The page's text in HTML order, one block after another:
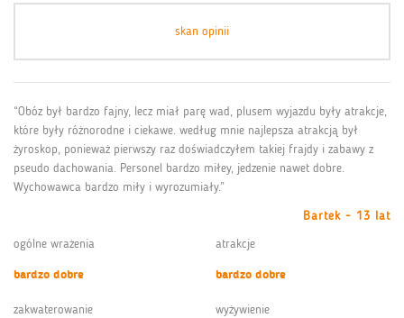
skan opinii
“Obóz był bardzo fajny, lecz miał parę wad, plusem wyjazdu były atrakcje,
które były różnorodne i ciekawe. według mnie najlepsza atrakcją był
żyroskop, ponieważ pierwszy raz doświadczyłem takiej frajdy i zabawy z
pseudo dachowania. Personel bardzo miłey, jedzenie nawet dobre.
Wychowawca bardzo miły i wyrozumiały.”
Bartek - 13 lat
ogólne wrażenia
bardzo dobre
atrakcje
bardzo dobre
zakwaterowanie
wyżywienie